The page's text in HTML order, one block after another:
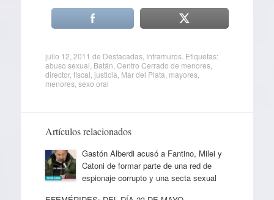
julio 12, 2011 de Destacadas, Intramuros. Etiquetas:
abuso sexual Batán Centro Cerrado de menores,
director, fiscal justicia Mar del Plata mayores,
menores, sexo oral
Artículos relacionados
Gastón Alberdi acusó a Fantino, Milei y
Catoni de formar parte de una red de
espionaje corrupto y una secta sexual